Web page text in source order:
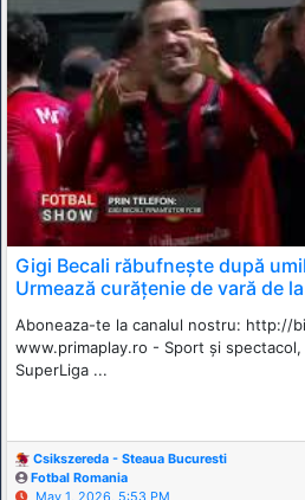
Gigi Becali răbufnește după
Urmează curățenie de vară de la
Aboneaza-te la canalul nostru: http://
www.primaplay.ro - Sport și
SuperLiga ...
Csikszereda - Steaua Bucuresti
Fotbal Romania
May 1, 2026, 5:53 PM